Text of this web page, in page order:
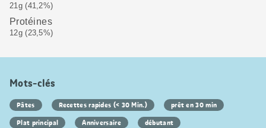
21g (41,2%)
Protéines
12g (23,5%)
Mots-clés
Pâtes Recettes rapides (< 30 Min.)
prêt en 30 min
Plat principal
Anniversaire débutant